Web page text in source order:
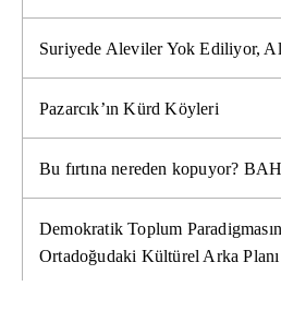
Suriyede Aleviler Yok Ediliyor,
Pazarcık’ın Kürd Köyleri
Bu fırtına nereden kopuyor?
Demokratik Toplum
Ortadoğudaki Kültürel Arka Planı